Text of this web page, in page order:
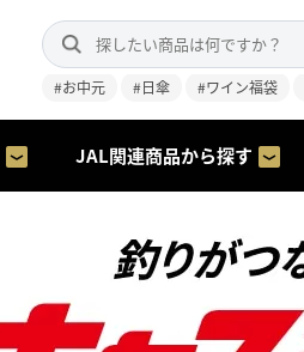
#お中元 #日傘 #ワイン福袋
JAL関連商品から探す